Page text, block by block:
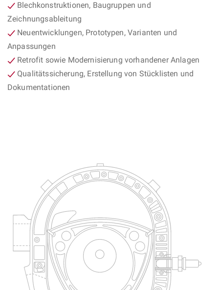
Blechkonstruktionen, Baugruppen und
Zeichnungsableitung
Neuentwicklungen, Prototypen, Varianten und
Anpassungen
Retrofit sowie Modernisierung vorhandener Anlagen
Qualitätssicherung, Erstellung von Stücklisten und
Dokumentationen